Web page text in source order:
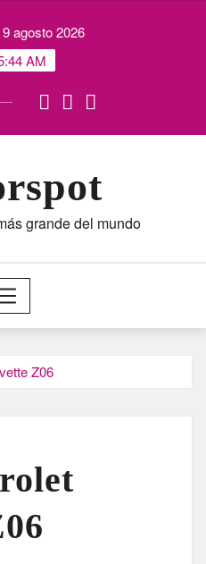
agosto 2026
AM
grande del mundo
Z06